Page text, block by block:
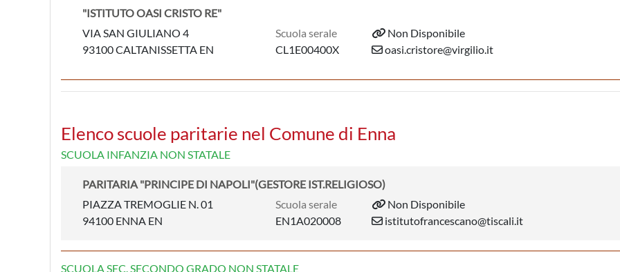
"ISTITUTO OASI CRISTO RE"
VIA SAN GIULIANO 4
93100 CALTANISSETTA EN
Scuola serale
CL1E00400X
Non Disponibile
oasi.cristore@virgilio.it
Elenco scuole paritarie nel Comune di Enna
SCUOLA INFANZIA NON STATALE
PARITARIA "PRINCIPE DI NAPOLI"(GESTORE IST.RELIGIOSO)
PIAZZA TREMOGLIE N. 01
94100 ENNA EN
Scuola serale
EN1A020008
Non Disponibile
istitutofrancescano@tiscali.it
SCUOLA SEC. SECONDO GRADO NON STATALE